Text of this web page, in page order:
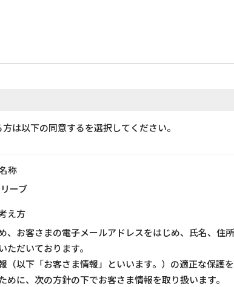
は以下の同意するを選択してください。
称
ーブ
え方
、お客さまの電子メールアドレスをはじめ、氏名、住
だいております。
（以下「お客さま情報」といいます。）の適正な保護
に、次の方針の下でお客さま情報を取り扱います。